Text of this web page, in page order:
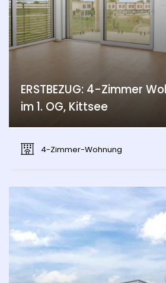
ERSTBEZUG: 4-Zimmer
im 1. OG, Kittsee
4-Zimmer-Wohnung